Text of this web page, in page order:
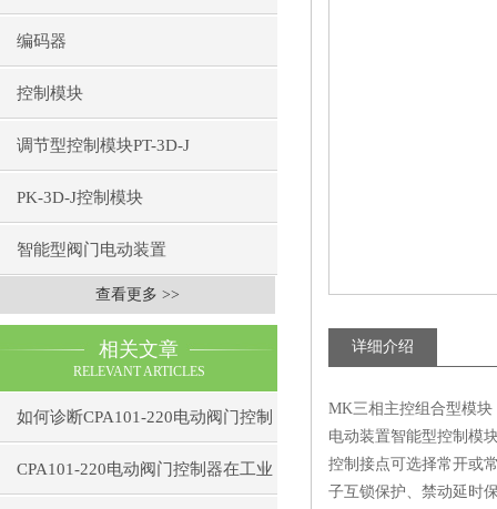
编码器
控制模块
调节型控制模块PT-3D-J
PK-3D-J控制模块
智能型阀门电动装置
查看更多 >>
相关文章
RELEVANT ARTICLES
如何诊断CPA101-220电动阀门控制
器的通信故障？
CPA101-220电动阀门控制器在工业
详细介绍
MK三相主控组合型模块
电动装置智能型控制模
控制接点可选择常开或
子互锁保护、禁动延时